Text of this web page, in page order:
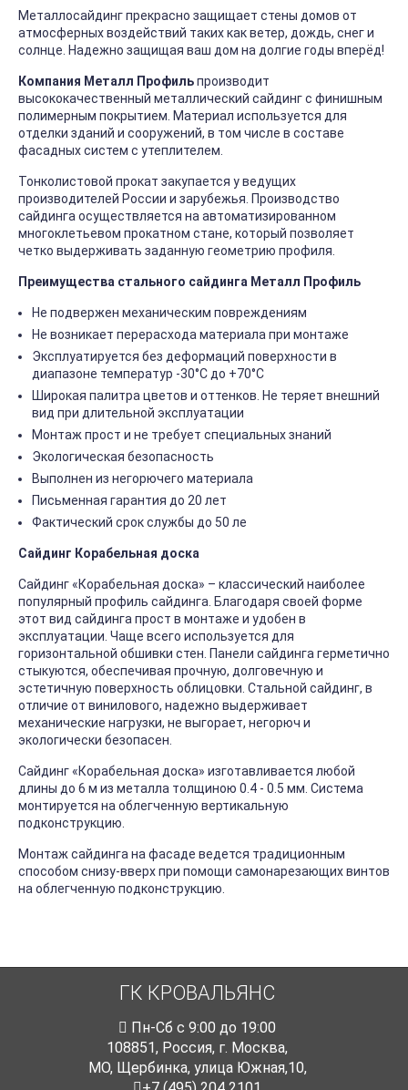
Металлосайдинг прекрасно защищает стены домов от
атмосферных воздействий таких как ветер, дождь, снег и
солнце. Надежно защищая ваш дом на долгие годы вперёд!
Компания Металл Профильпроизводит
высококачественный металлический сайдинг с финишным
полимерным покрытием. Материал используется для
отделки зданий и сооружений, в том числе в составе
фасадных систем с утеплителем.
Тонколистовой прокат закупается у ведущих
производителей России и зарубежья. Производство
сайдинга осуществляется на автоматизированном
многоклетьевом прокатном стане, который позволяет
четко выдерживать заданную геометрию профиля.
Преимущества стального сайдинга Металл Профиль
Не подвержен механическим повреждениям
Не возникает перерасхода материала при монтаже
Эксплуатируется без деформаций поверхности в
диапазоне температур -30°C до +70°C
Широкая палитра цветов и оттенков. Не теряет внешний
вид при длительной эксплуатации
Монтаж прост и не требует специальных знаний
Экологическая безопасность
Выполнен из негорючего материала
Письменная гарантия до 20 лет
Фактический срок службы до 50 ле
Сайдинг Корабельная доска
Сайдинг «Корабельная доска» – классический наиболее
популярный профиль сайдинга. Благодаря своей форме
этот вид сайдинга прост в монтаже и удобен в
эксплуатации. Чаще всего используется для
горизонтальной обшивки стен. Панели сайдинга герметично
стыкуются, обеспечивая прочную, долговечную и
эстетичную поверхность облицовки. Стальной сайдинг, в
отличие от винилового, надежно выдерживает
механические нагрузки, не выгорает, негорюч и
экологически безопасен.
Сайдинг «Корабельная доска» изготавливается любой
длины до 6 м из металла толщиною 0.4 - 0.5 мм. Система
монтируется на облегченную вертикальную
подконструкцию.
Монтаж сайдинга на фасаде ведется традиционным
способом снизу-вверх при помощи самонарезающих винтов
на облегченную подконструкцию.
ГК КРОВАЛЬЯНС
Пн-Cб с 9:00 до 19:00
108851, Россия, г. Москва,
МО, Щербинка, улица Южная,10,